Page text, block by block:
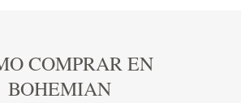
COMPRAR EN
BOHEMIAN